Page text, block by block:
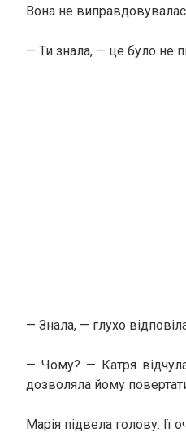
Вона не
— Ти знала, — це було не
— Знала, — глухо
— Чому? — Катря
дозволяла йому
Марія підвела голову. Її